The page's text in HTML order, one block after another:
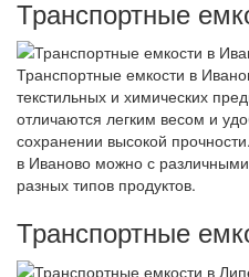
Транспортные
Транспортные емкости в
текстильных и химических
отличаются легким весом и
сохранении высокой
в Иваново можно с
разных типов продуктов.
Транспортные